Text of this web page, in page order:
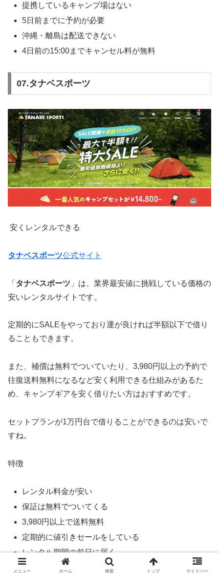
提携しているキャンプ場はない
5日前までに予約が必要
沖縄・離島は配送できない
4日前の15:00までキャンセル料が無料
07.タナベスポーツ
安くレンタルできる
タナベスポーツ公式サイト
「 タナベスポーツ 」は、業界最安値に挑戦している価格の
安いレンタルサイトです。
定期的にSALEをやっており運が良ければ半額以下で借り
ることもできます。
また、補償は無料でついていたり、3,980円以上の予約で
往復送料無料になるなど安く利用できる仕組みがあるた
め、キャンプギアを安く借りたい方はおすすめです。
セットプランが1万円台で借りることができるのは安いで
すね。
特徴
レンタル料金が安い
保証は無料でついてくる
3,980円以上で送料無料
定期的に値引きセールをしている
レンタル期間の前日に届く
メニュー ホーム 検索 トップ サイドバー